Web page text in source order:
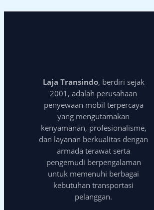
Laja Transindo, berdiri sejak
2001, adalah perusahaan
penyewaan mobil terpercaya
yang mengutamakan
kenyamanan, profesionalisme,
dan layanan berkualitas dengan
armada terawat serta
pengemudi berpengalaman
untuk memenuhi berbagai
kebutuhan transportasi
pelanggan.